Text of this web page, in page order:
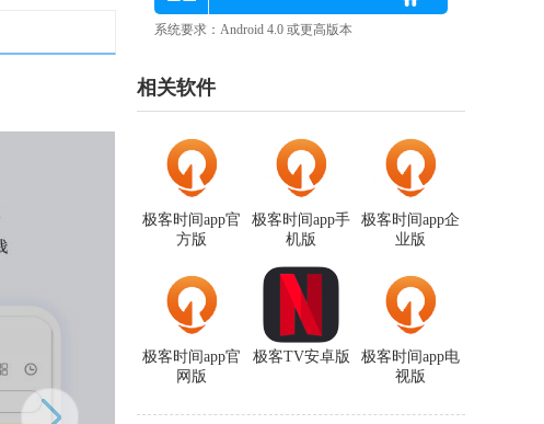
系统要求：Android 4.0 或更高版本
相关软件
极客时间app企
业版
极客时间app手
机版
极客时间app官
方版
极客时间app电
视版
极客TV安卓版
极客时间app官
网版